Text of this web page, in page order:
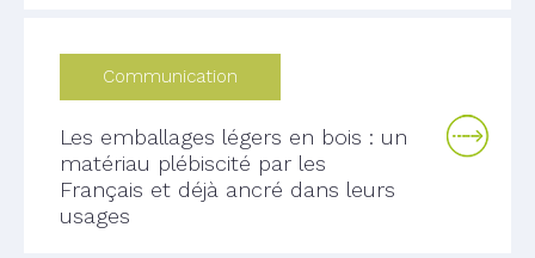
Communication
Les emballages légers en bois : un
matériau plébiscité par les
Français et déjà ancré dans leurs
usages